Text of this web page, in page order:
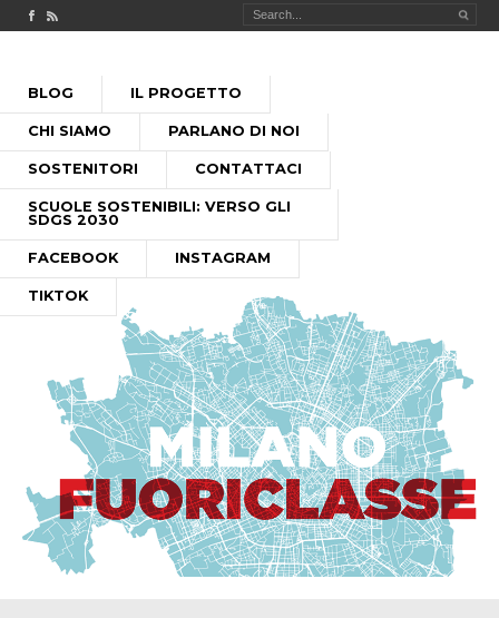
Check out our Facebook page
MILANO FUORICLASSE RSS feed
MENU PRINCIPALE
PASSA
CONTENUTO
BLOG IL PROGETTO
CHI SIAMO PARLANO DI NOI
SOSTENITORI CONTATTACI
SCUOLE SOSTENIBILI: VERSO GLI
SDGS 2030
FACEBOOK INSTAGRAM
TIKTOK